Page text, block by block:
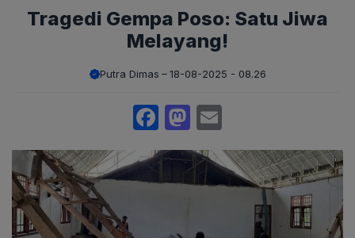
Tragedi Gempa Poso: Satu Jiwa
Melayang!
Putra Dimas 18-08-2025 - 08.26
Facebook
Mastodon